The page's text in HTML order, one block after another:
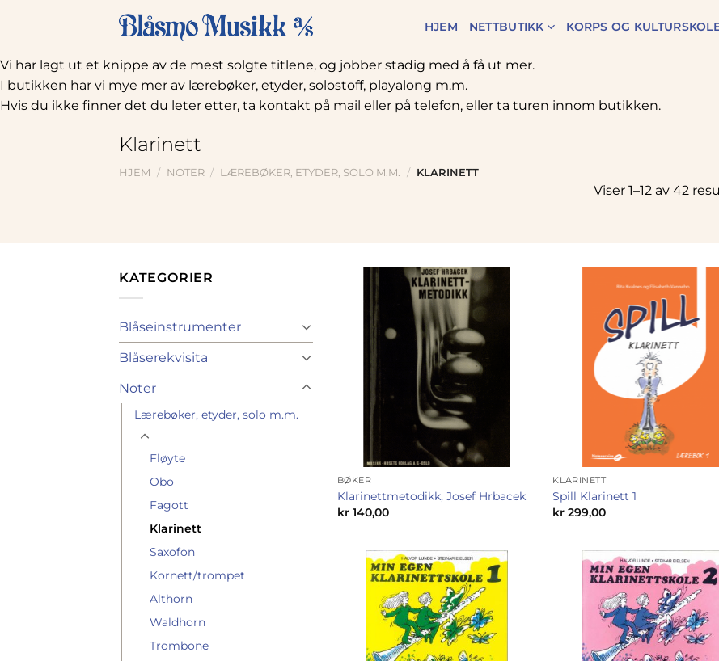
HJEM NETTBUTIKK KORPS OG
Vi har lagt ut et knippe av de mest solgte titlene, og jobber stadig med å få ut mer.
I butikken har vi mye mer av lærebøker, etyder, solostoff, playalong m.m.
Hvis du ikke finner det du leter etter, ta kontakt på mail eller på telefon, eller ta turen innom butikken.
Klarinett
HJEM / NOTER / LÆREBØKER, ETYDER, SOLO M.M. / KLARINETT
Viser 1–12 av 42
KATEGORIER
Blåseinstrumenter
Blåserekvisita
Noter
Lærebøker, etyder, solo m.m.
Fløyte
Obo
Fagott
Klarinett
Saxofon
Kornett/trompet
Althorn
Waldhorn
Trombone
BØKER
Klarinettmetodikk, Josef Hrbacek
kr140,00
KLARINETT
Spill Klarinett 1
kr 299,00